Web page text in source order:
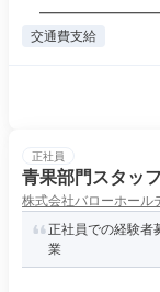
交通費支給
正社員
青果部門スタッフ
株式会社バローホール
正社員での経験者
業